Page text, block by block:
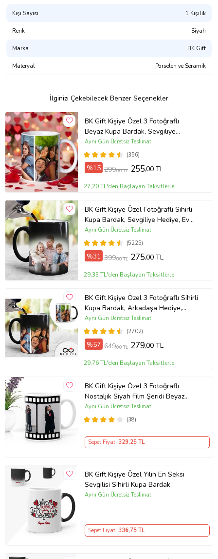
fotoğraflarla tasarımı yapmanınızı öneririz.
Tasarım Nasıl Yapılıyor ?
fotoğrafları istediğiniz gibi konumlandırıp büyültüp küçültebilir, arka
izleme ile yaptığınız tasarımı 360 derece kupa üstünde
Ürün Özellikleri ;
sublimasyon baskı yapılmaktadır. Yıkama Talimatı : Bulaşık
makinesinde kullanılan tuz ve deterjan gibi kimyasallar kupa
üzerindeki verniği çizerek baskı alanına zarar verebilir. Kupanızı ılık
suda ve elde yıkayınız.
Ürün İçeriği ; 1 adet kendi tasarlamış olduğun beyaz kupa bardak
olarak gönderimi yapılacaktır.
Kendinize ve sevdiklerinize hediye edebileceğiniz kişiye özel harika
bir ürün seçeneğidir.
kupa bardak, kupa, baskılı kupa bardak, hediye kupa, kişiye özel,
kişiye özel ürün, kişisel hediye
Ürün Kodu:
kcm84279721
Kişi Sayısı 1 Kişilik
Renk Siyah
Marka BK Gift
Materyal Porselen ve Seramik
İlginizi Çekebilecek Benzer Seçenekler
BK Gift Kişiye Özel 3 Fotoğraflı
Beyaz Kupa Bardak, Sevgiliye
Hediye, Arkadaşa Hediye
(356)
Aynı Gün Ücretsiz Teslimat
%15 299,00 TL 255,00 TL
27,20 TL'den Başlayan Taksitlerle
BK Gift Kişiye Özel Fotoğraflı Sihirli
Kupa Bardak, Sevgiliye Hediye, Ev
Hediyesi, Babalar Günü Hediyesi
(5225)
Aynı Gün Ücretsiz Teslimat
%31 399,00 TL 275,00 TL
29,33 TL'den Başlayan Taksitlerle
BK Gift Kişiye Özel 3 Fotoğraflı Sihirli
Kupa Bardak, Arkadaşa Hediye,
Sevgiliye Hediye
(2702)
Aynı Gün Ücretsiz Teslimat
%57 649,00 TL 279,00 TL
29,76 TL'den Başlayan Taksitlerle
BK Gift Kişiye Özel 3 Fotoğraflı
Nostaljik Siyah Film Şeridi Beyaz
Kupa Bardak
(38)
Aynı Gün Ücretsiz Teslimat
Sepet Fiyatı 329,25 TL
BK Gift Kişiye Özel Yılın En Seksi
Sevgilisi Sihirli Kupa Bardak
Aynı Gün Ücretsiz Teslimat
Sepet Fiyatı 336,75 TL